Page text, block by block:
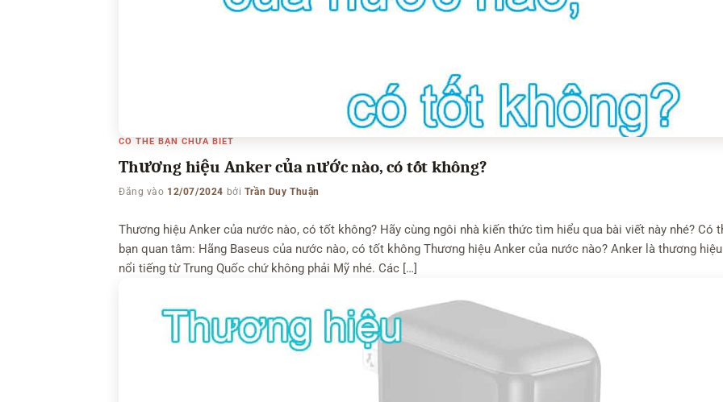
CÓ THỂ BẠN CHƯA BIẾT
Thương hiệu Anker của nước nào, có tốt không?
Đăng vào 12/07/2024 bởi Trần Duy Thuận
Thương hiệu Anker của nước nào, có tốt không? Hãy cùng ngôi nhà kiến thức tìm hiểu qua bài viết này nhé? Có
bạn quan tâm: Hãng Baseus của nước nào, có tốt không Thương hiệu Anker của nước nào? Anker là thương hiệu
nổi tiếng từ Trung Quốc chứ không phải Mỹ nhé. Các […]